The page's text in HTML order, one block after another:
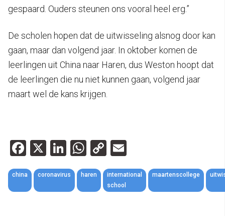
gespaard. Ouders steunen ons vooral heel erg.”
De scholen hopen dat de uitwisseling alsnog door kan
gaan, maar dan volgend jaar. In oktober komen de
leerlingen uit China naar Haren, dus Weston hoopt dat
de leerlingen die nu niet kunnen gaan, volgend jaar
maart wel de kans krijgen.
Facebook
X LinkedIn
WhatsApp
Copy
Link
china coronavirus haren
international
school
maartenscollege